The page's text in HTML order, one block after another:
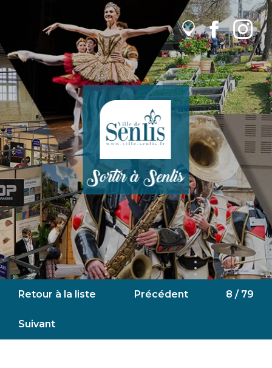
Retour à la liste Précédent 8 / 79
Suivant